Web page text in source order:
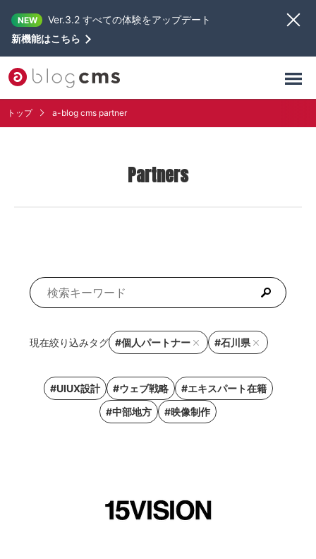
NEW
Ver.3.2 すべての体験をアップデート
新機能はこちら
トップ a-blog cms partner
Partners
現在絞り込みタグ #個人パートナー #石川県
#UIUX設計 #ウェブ戦略
#エキスパート在籍
#中部地方
#映像制作